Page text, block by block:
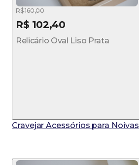
R$ 160,00
R$ 102,40
Relicário Oval Liso Prata
Cravejar Acessórios para Noivas